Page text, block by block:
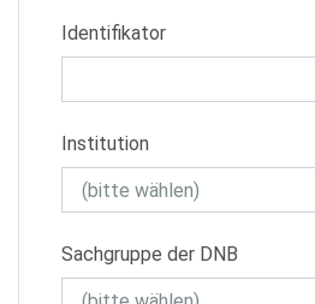
Identifikator
Institution
Sachgruppe der DNB